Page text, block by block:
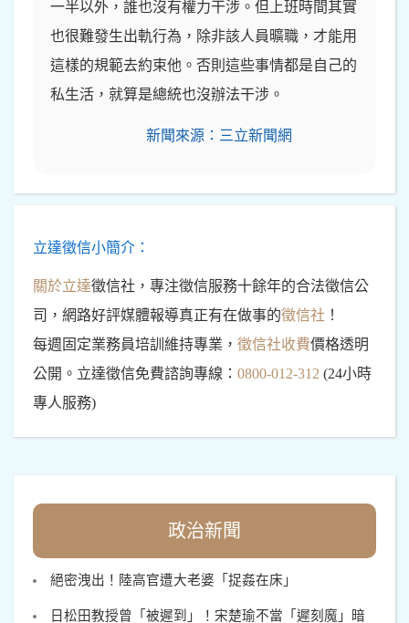
一半以外，誰也沒有權力干涉。但上班時間其實
也很難發生出軌行為，除非該人員曠職，才能用
這樣的規範去約束他。否則這些事情都是自己的
私生活，就算是總統也沒辦法干涉。
新聞來源：三立新聞網
立達徵信小簡介：
關於立達徵信社，專注徵信服務十餘年的合法徵信公
司，網路好評媒體報導真正有在做事的徵信社 ！
每週固定業務員培訓維持專業， 徵信社收費價格透明
公開。立達徵信免費諮詢專線： 0800-012-312 (24小時
專人服務)
政治新聞
絕密洩出！陸高官遭大老婆「捉姦在床」
日松田教授曾「被遲到」！宋楚瑜不當「遲刻魔」暗